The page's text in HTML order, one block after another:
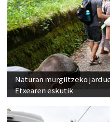
Naturan murgiltzeko
Etxearen eskutik